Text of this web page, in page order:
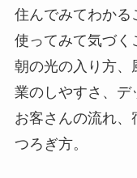
住んでみてわかる
使ってみて気づく
朝の光の入り方、
業のしやすさ、デ
お客さんの流れ、
つろぎ方。